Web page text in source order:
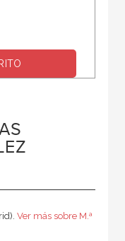
Ver más sobre M.ª